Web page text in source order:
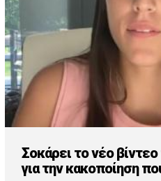
Σοκάρει το νέο
για την κακοποίηση